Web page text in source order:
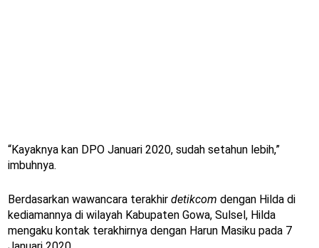
“Kayaknya kan DPO Januari 2020, sudah setahun lebih,”
imbuhnya.
Berdasarkan wawancara terakhir detikcom dengan Hilda di
kediamannya di wilayah Kabupaten Gowa, Sulsel, Hilda
mengaku kontak terakhirnya dengan Harun Masiku pada 7